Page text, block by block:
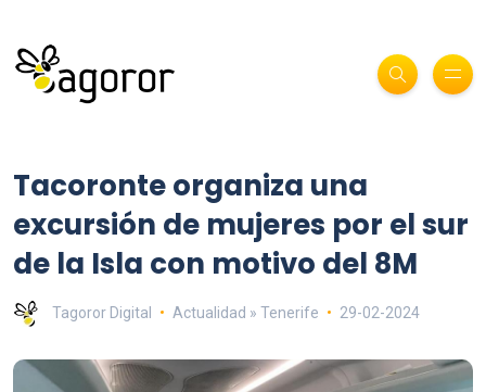
Tacoronte organiza una
excursión de mujeres por el sur
de la Isla con motivo del 8M
Tagoror Digital Actualidad » Tenerife 29-02-2024